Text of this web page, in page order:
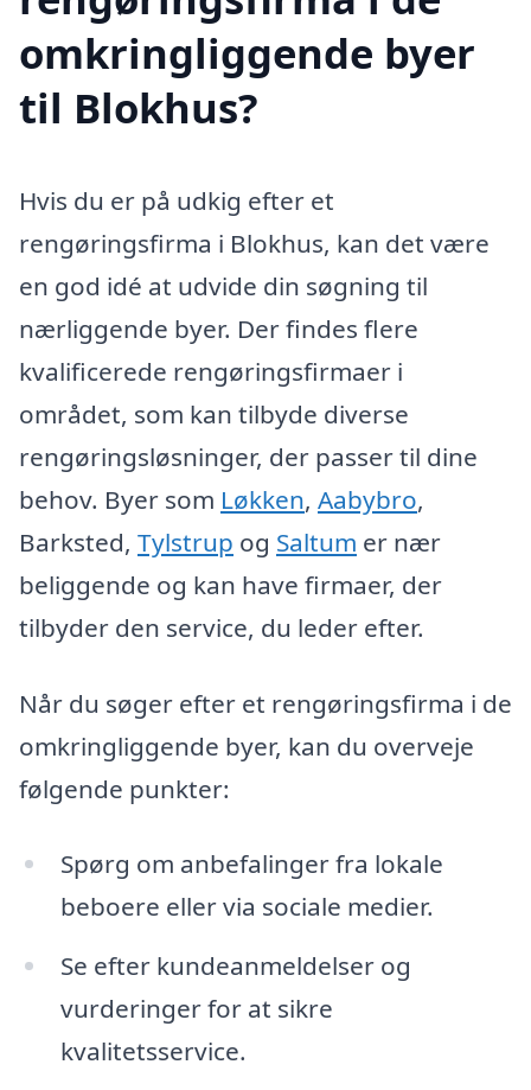
omkringliggende byer
til Blokhus?
Hvis du er på udkig efter et
rengøringsfirma i Blokhus, kan det være
en god idé at udvide din søgning til
nærliggende byer. Der findes flere
kvalificerede rengøringsfirmaer i
området, som kan tilbyde diverse
rengøringsløsninger, der passer til dine
behov. Byer som Løkken, Aabybro,
Barksted, Tylstrup og Saltum er nær
beliggende og kan have firmaer, der
tilbyder den service, du leder efter.
Når du søger efter et rengøringsfirma i de
omkringliggende byer, kan du overveje
følgende punkter:
Spørg om anbefalinger fra lokale
beboere eller via sociale medier.
Se efter kundeanmeldelser og
vurderinger for at sikre
kvalitetsservice.